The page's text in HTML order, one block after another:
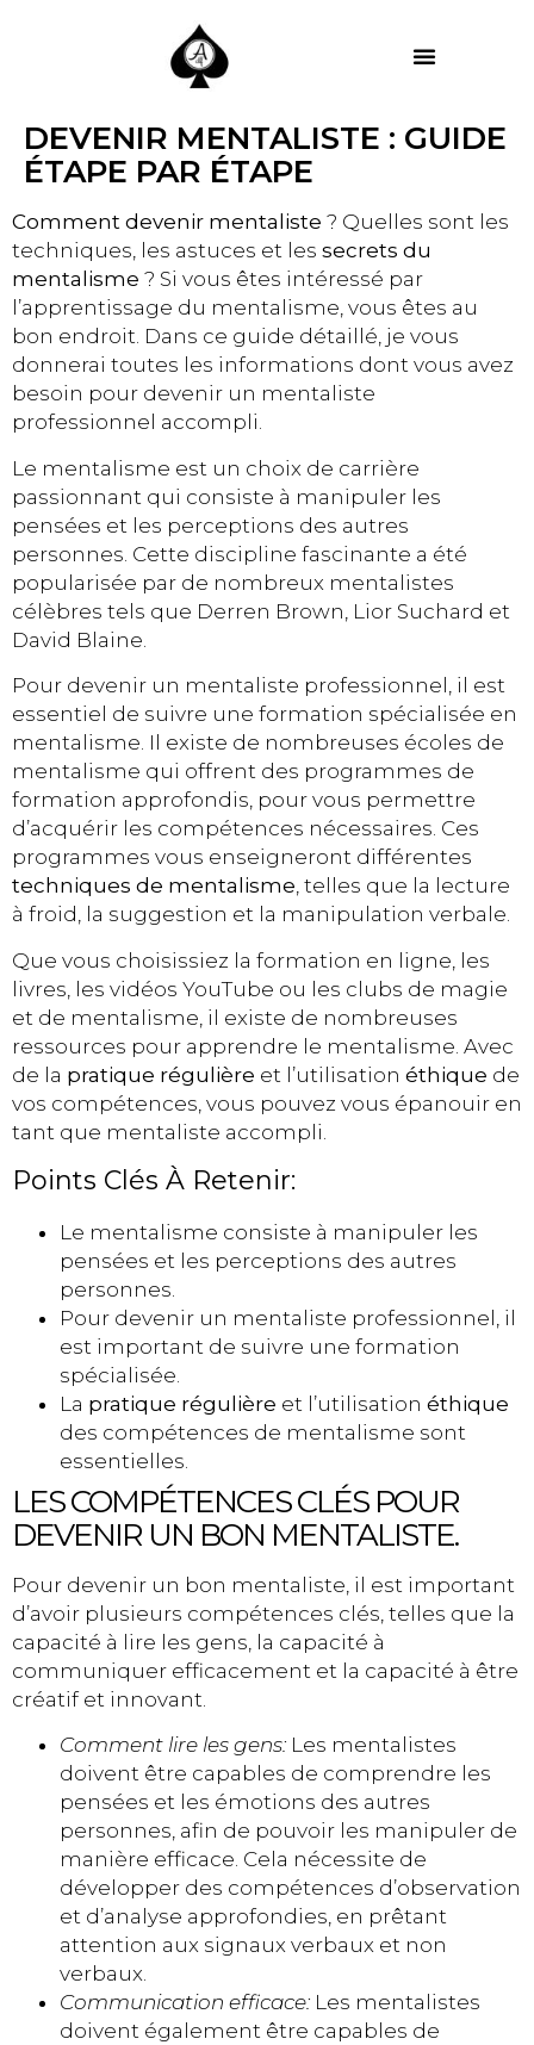
DEVENIR MENTALISTE : GUIDE
ÉTAPE PAR ÉTAPE
Comment devenir mentaliste ? Quelles sont les
techniques, les astuces et les secrets du
mentalisme ? Si vous êtes intéressé par
l’apprentissage du mentalisme, vous êtes au
bon endroit. Dans ce guide détaillé, je vous
donnerai toutes les informations dont vous avez
besoin pour devenir un mentaliste
professionnel accompli.
Le mentalisme est un choix de carrière
passionnant qui consiste à manipuler les
pensées et les perceptions des autres
personnes. Cette discipline fascinante a été
popularisée par de nombreux mentalistes
célèbres tels que Derren Brown, Lior Suchard et
David Blaine.
Pour devenir un mentaliste professionnel, il est
essentiel de suivre une formation spécialisée en
mentalisme. Il existe de nombreuses écoles de
mentalisme qui offrent des programmes de
formation approfondis, pour vous permettre
d’acquérir les compétences nécessaires. Ces
programmes vous enseigneront différentes
techniques de mentalisme, telles que la lecture
à froid, la suggestion et la manipulation verbale.
Que vous choisissiez la formation en ligne, les
livres, les vidéos YouTube ou les clubs de magie
et de mentalisme, il existe de nombreuses
ressources pour apprendre le mentalisme. Avec
de la pratique régulière et l’utilisation éthique de
vos compétences, vous pouvez vous épanouir en
tant que mentaliste accompli.
Points Clés À Retenir:
Le mentalisme consiste à manipuler les
pensées et les perceptions des autres
personnes.
Pour devenir un mentaliste professionnel, il
est important de suivre une formation
spécialisée.
La pratique régulière et l’utilisation éthique
des compétences de mentalisme sont
essentielles.
LES COMPÉTENCES CLÉS POUR
DEVENIR UN BON MENTALISTE.
Pour devenir un bon mentaliste, il est important
d’avoir plusieurs compétences clés, telles que la
capacité à lire les gens, la capacité à
communiquer efficacement et la capacité à être
créatif et innovant.
Comment lire les gens: Les mentalistes
doivent être capables de comprendre les
pensées et les émotions des autres
personnes, afin de pouvoir les manipuler de
manière efficace. Cela nécessite de
développer des compétences d’observation
et d’analyse approfondies, en prêtant
attention aux signaux verbaux et non
verbaux.
Communication efficace: Les mentalistes
doivent également être capables de